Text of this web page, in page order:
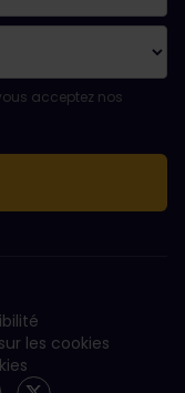
réessayer
pour vous inscrire à
acceptez nos
les cookies